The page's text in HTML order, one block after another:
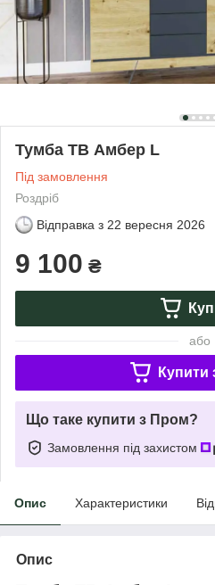
Тумба ТВ Амбер L
Під замовлення
Роздріб
Відправка з 22 вересня 2026
9 100 ₴
або
Купити
Що таке купити з Пром?
Замовлення під захистом
Опис Характеристики
Опис